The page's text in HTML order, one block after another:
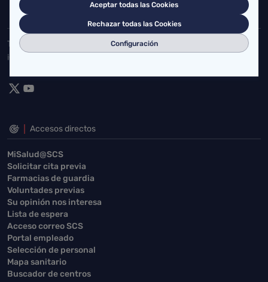
942202770 942202772
Toda la actualidad de Salud Cantabria en las redes sociales.
¡Síguenos!
Accesos directos
MiSalud@SCS
Solicitar cita previa
Farmacias de guardia
Voluntades previas
Su opinión nos interesa
Lista de espera
Acceso correo SCS
Portal empleado
Selección de personal
Mapa sanitario
Buscador de centros
Aceptar todas las Cookies
Rechazar todas las Cookies
Configuración